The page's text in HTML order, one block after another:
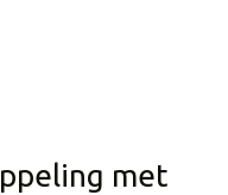
met